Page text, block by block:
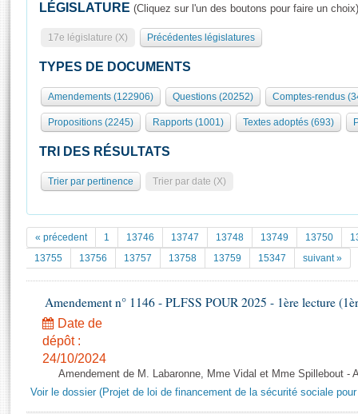
Présidence
577 députés
Groupes politiques
Séance publique
Commissions et autres organes
Europe et International
Pétitions
Documents parlementaires
Projets de loi
Propositions de loi
Amendements
Textes adoptés
Rapports d'information
Rôle et pouvoirs de l'Assemblée
Organisation de l'Assemblée
Présidence Conférence des Présidents Bureau Collège des
Statistiques et chiffres clés
Documents de référence
( Constitution | Règlement de l'Assemblée ... )
Histoire
Juniors
Anciennes législatures
Liens vers les sites publics
Visiter l'Assemblée
Visite virtuelle du palais Bourbon
Assister à une séance
La Bibliothèque
Les archives
Photos libres de droit
LÉGISLATURE (Cliquez sur l'un des boutons pour faire un choix)
17e législature (X) Précédentes législatures
TYPES DE DOCUMENTS
Amendements (122906) Questions (20252) Comptes-rendus
Propositions (2245) Rapports (1001) Textes adoptés (693)
TRI DES RÉSULTATS
Trier par pertinence Trier par date (X)
« précedent 1 13746 13747 13748 13749 13750
13755
13756 13757 13758 13759 15347 suivant »
Amendement n° 1146 - PLFSS POUR 2025 - 1ère lecture
Date de
dépôt :
24/10/2024
Amendement de M. Labaronne, Mme Vidal et Mme Spillebout -
Voir le dossier (Projet de loi de financement de la sécurité sociale pour